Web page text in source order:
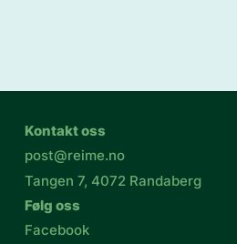
Kontakt oss
post@reime.no
Tangen 7, 4072 Randaberg
Følg oss
Facebook